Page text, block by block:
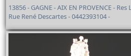
13856 - GAGNE - AIX EN PROVENCE -
Rue René Descartes - 0442393104 -